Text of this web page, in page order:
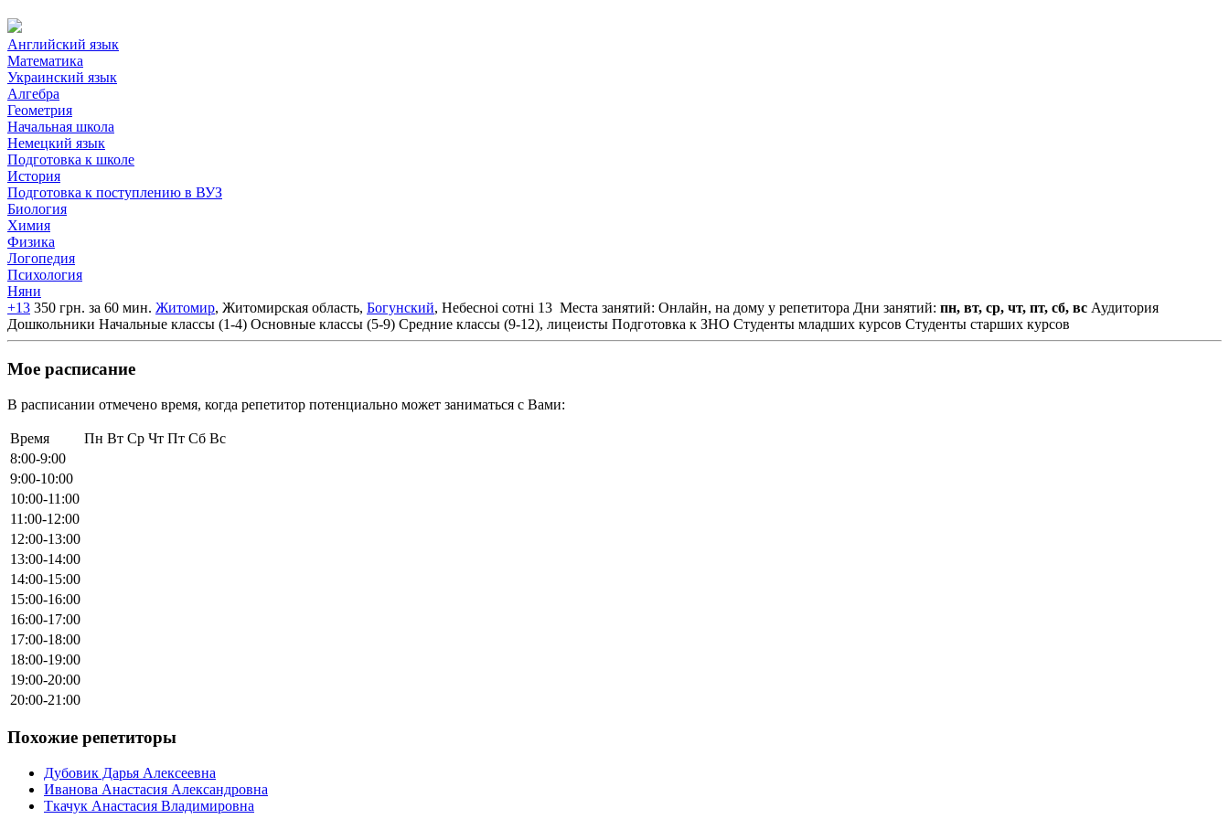
Английский язык
Математика
Украинский язык
Алгебра
Геометрия
Начальная школа
Немецкий язык
Подготовка к школе
История
Подготовка к поступлению в ВУЗ
Биология
Химия
Физика
Логопедия
Психология
Няни
+13 350 грн. за 60 мин. Житомир, Житомирская область, Богунский, Небесноі сотні 13 Места занятий: Онлайн, на дому у репетитора Дни занятий: пн, вт, ср, чт, пт, сб, вс Аудитория
Дошкольники Начальные классы (1-4) Основные классы (5-9) Средние классы (9-12), лицеисты Подготовка к ЗНО Студенты младших курсов Студенты старших курсов
Мое расписание
В расписании отмечено время, когда репетитор потенциально может заниматься с Вами:
Время Пн Вт Ср Чт Пт Сб Вс
8:00-9:00
9:00-10:00
10:00-11:00
11:00-12:00
12:00-13:00
13:00-14:00
14:00-15:00
15:00-16:00
16:00-17:00
17:00-18:00
18:00-19:00
19:00-20:00
20:00-21:00
Похожие репетиторы
Дубовик Дарья Алексеевна
Иванова Анастасия Александровна
Ткачук Анастасия Владимировна